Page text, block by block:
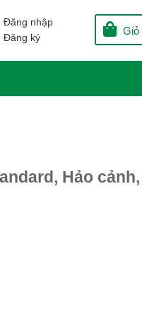
Giỏ
Đăng nhập
Đăng ký
Hảo